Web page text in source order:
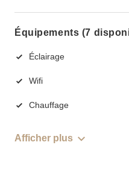
Équipements (7
Éclairage
Wifi
Chauffage
Afficher plus